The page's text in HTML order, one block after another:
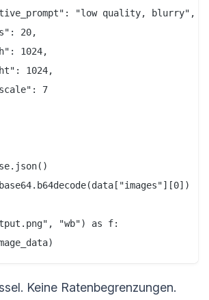
"low quality, blurry",
20,
1024,
1024,
7
"wb") as f:
Keine Ratenbegrenzungen.